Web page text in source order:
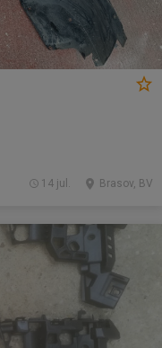
Brasov, BV
14 jul.